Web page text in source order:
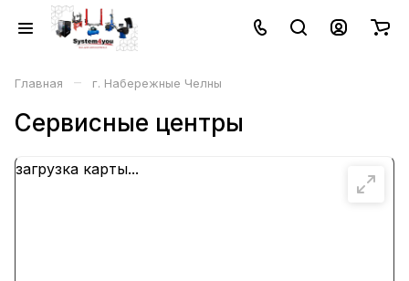
Главная – г. Набережные Челны
Сервисные центры
загрузка карты...